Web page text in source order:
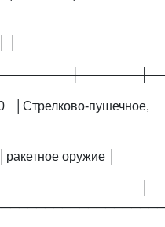
│
пушечное,
оружие │